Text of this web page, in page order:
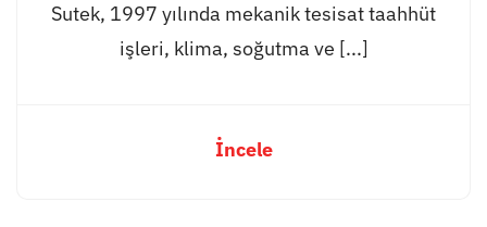
Sutek, 1997 yılında mekanik tesisat taahhüt
işleri, klima, soğutma ve [...]
İncele